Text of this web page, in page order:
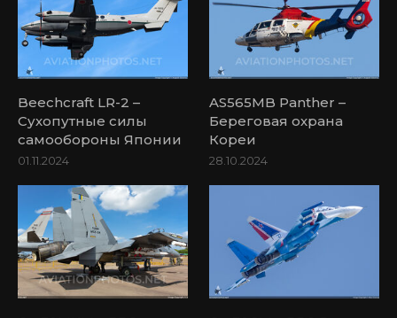
Beechcraft LR-2 –
Сухопутные силы
самообороны Японии
01.11.2024
AS565MB Panther –
Береговая охрана
Кореи
28.10.2024